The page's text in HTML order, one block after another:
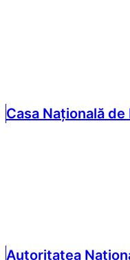
Casa Națională
Autoritatea